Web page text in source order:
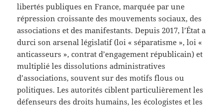
libertés publiques en France, marquée par une
répression croissante des mouvements sociaux, des
associations et des manifestants. Depuis 2017, l’État a
durci son arsenal législatif (loi « séparatisme », loi «
anticasseurs », contrat d’engagement républicain) et
multiplié les dissolutions administratives
d’associations, souvent sur des motifs flous ou
politiques. Les autorités ciblent particulièrement les
défenseurs des droits humains, les écologistes et les